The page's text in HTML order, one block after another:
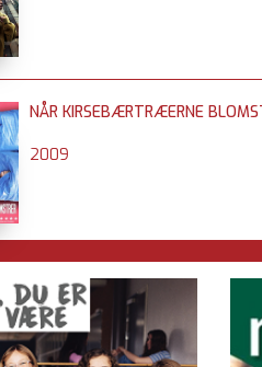
NÅR KIRSEBÆRTRÆERNE
2009